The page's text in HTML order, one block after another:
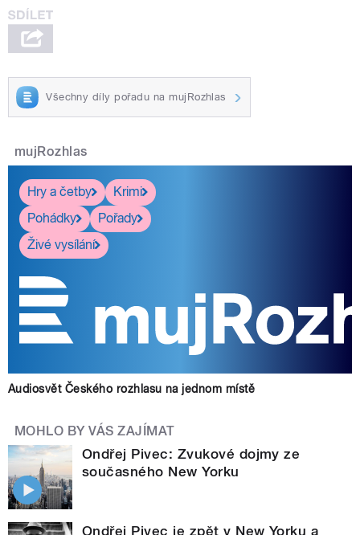
Všechny díly pořadu na mujRozhlas
mujRozhlas
Hry a četby
Krimi
Pohádky
Pořady
Živé vysílání
Audiosvět Českého rozhlasu na jednom místě
MOHLO BY VÁS ZAJÍMAT
Ondřej Pivec: Zvukové dojmy ze
současného New Yorku
Ondřej Pivec je zpět v New Yorku a